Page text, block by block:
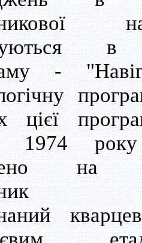
в
-
цієї
1974
на